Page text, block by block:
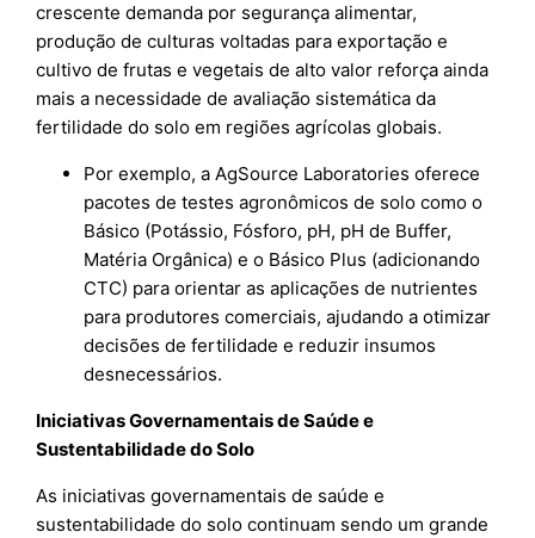
crescente demanda por segurança alimentar,
produção de culturas voltadas para exportação e
cultivo de frutas e vegetais de alto valor reforça ainda
mais a necessidade de avaliação sistemática da
fertilidade do solo em regiões agrícolas globais.
Por exemplo, a AgSource Laboratories oferece
pacotes de testes agronômicos de solo como o
Básico (Potássio, Fósforo, pH, pH de Buffer,
Matéria Orgânica) e o Básico Plus (adicionando
CTC) para orientar as aplicações de nutrientes
para produtores comerciais, ajudando a otimizar
decisões de fertilidade e reduzir insumos
desnecessários.
Iniciativas Governamentais de Saúde e
Sustentabilidade do Solo
As iniciativas governamentais de saúde e
sustentabilidade do solo continuam sendo um grande